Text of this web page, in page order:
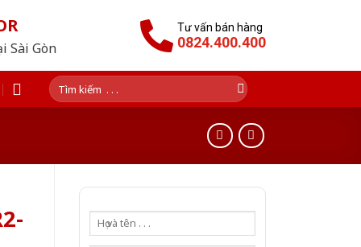
Sài Gòn
Tư vấn bán hàng
0824.400.400
Tìm
kiếm: